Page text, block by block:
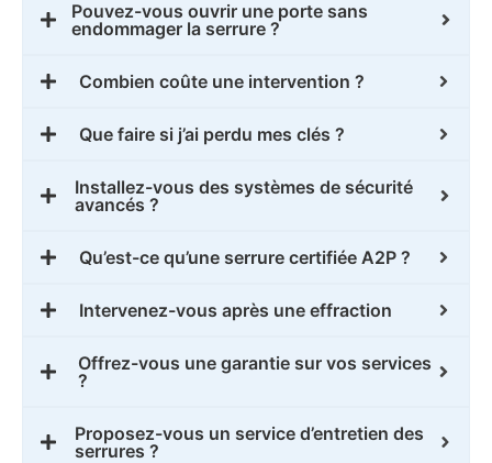
Pouvez-vous ouvrir une porte sans
endommager la serrure ?
Combien coûte une intervention ?
Que faire si j’ai perdu mes clés ?
Installez-vous des systèmes de sécurité
avancés ?
Qu’est-ce qu’une serrure certifiée A2P ?
Intervenez-vous après une effraction
Offrez-vous une garantie sur vos services
?
Proposez-vous un service d’entretien des
serrures ?